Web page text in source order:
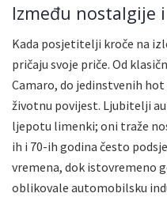
Između nostalgije
Kada posjetitelji kroče na
pričaju svoje priče. Od
Camaro, do jedinstvenih
životnu povijest. Ljubitelji
ljepotu limenki; oni traže
ih i 70-ih godina često
vremena, dok istovremeno
oblikovale automobilsku